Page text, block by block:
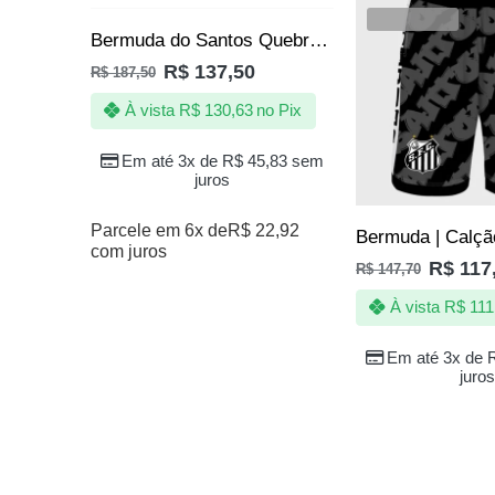
Bermuda do Santos Quebrada Jotaz Produto Oficial Masculino
R$187,50 R$ 137,50
Em até 3x de R$ 45,83 sem
juros
À vista R$130,63 no Pix
Parcele em 6x deR$ 22,92
com juros
VENDIDOS
R$147,70 R$
Em até 3x de
juros
À vista R$